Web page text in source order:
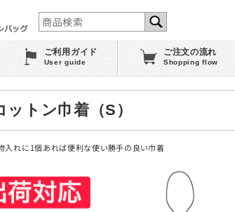
ご利用ガイド
User guide
ご注文の流れ
Shopping flow
トン巾着（S）
入れに1個あれば便利な使い勝手の良い巾着